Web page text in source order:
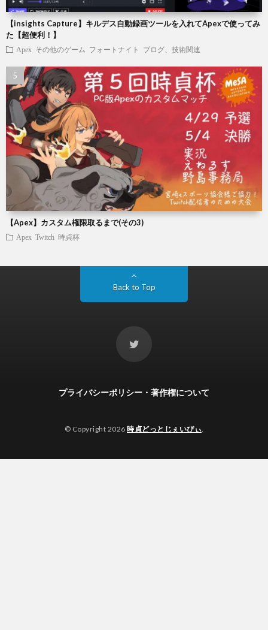
【insights Capture】キルデス自動録画ツールを入れてApexで使ってみ
た【超便利！】
Apex その他のゲーム フォートナイト ブログ、技術関連
【Apex】カスタム権限取るまで(その3)
Apex Twitch 時貞杯
Back to Top
プライバシーポリシー・著作権について
© Copyright 2026 時貞どっとじぇいぴぃ